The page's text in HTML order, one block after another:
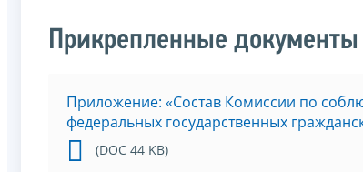
Прикрепленные документы
Приложение: «Состав Комиссии по
федеральных государственных
(DOC 44 KB)